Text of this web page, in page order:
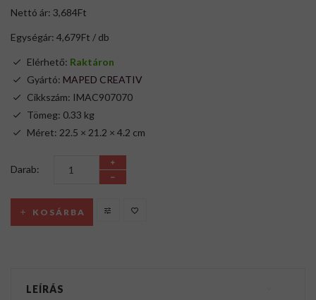
Nettó ár: 3,684Ft
Egységár: 4,679Ft / db
Elérhető: Raktáron
Gyártó: MAPED CREATIV
Cikkszám: IMAC907070
Tömeg: 0.33 kg
Méret: 22.5 × 21.2 × 4.2 cm
Darab:
KOSÁRBA
LEÍRÁS